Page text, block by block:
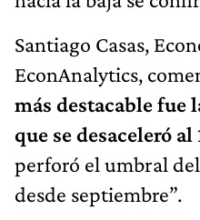
Santiago Casas,
EconAnalytics,
más destacable fue
que se desaceleró
perforó el umbral
desde septiembre”.